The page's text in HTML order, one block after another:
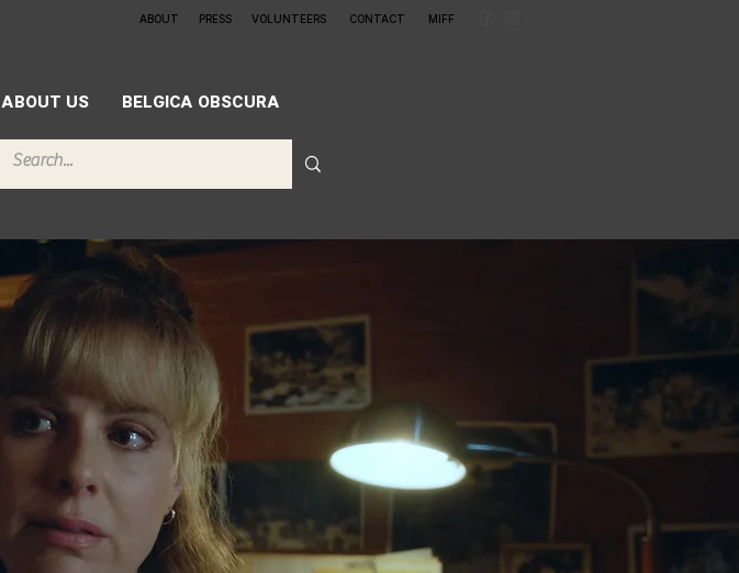
ABOUT PRESS VOLUNTEERS CONTACT MIFF
ABOUT US BELGICA OBSCURA